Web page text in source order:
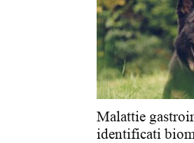
Malattie
identificati